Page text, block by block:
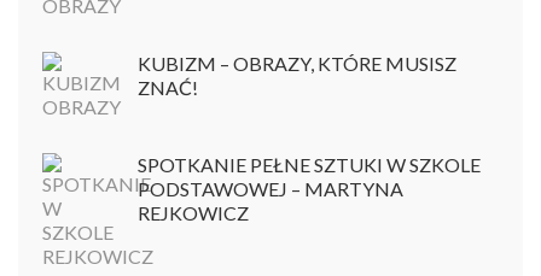
KUBIZM – OBRAZY, KTÓRE MUSISZ
ZNAĆ!
SPOTKANIE PEŁNE SZTUKI W SZKOLE
PODSTAWOWEJ – MARTYNA
REJKOWICZ